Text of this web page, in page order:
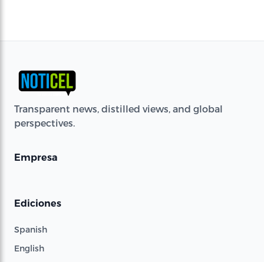
Transparent news, distilled views, and global
perspectives.
Empresa
Ediciones
Spanish
English